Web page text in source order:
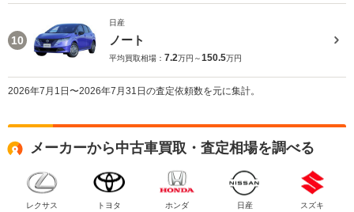
10
日産
ノート
平均買取相場： 7.2万円～150.5万円
2026年7月1日〜2026年7月31日の査定依頼数を元に集計。
メーカーから中古車買取・査定相場を調べる
レクサス トヨタ ホンダ 日産 スズキ